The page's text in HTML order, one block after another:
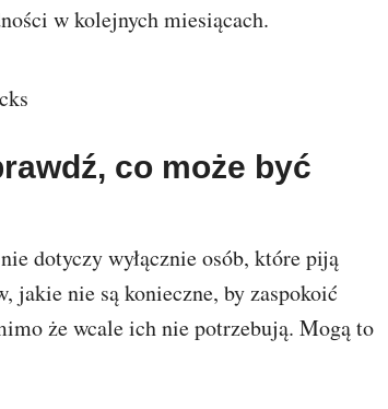
w kolejnych miesiącach.
co może być
dotyczy wyłącznie osób, które piją
jakie nie są konieczne, by zaspokoić
że wcale ich nie potrzebują. Mogą to